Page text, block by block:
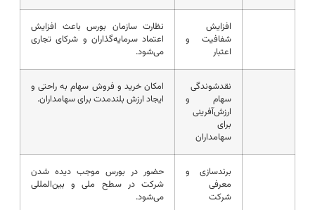
افزایش
شفافیت و
اعتبار
نظارت سازمان بورس باعث افزایش
اعتماد سرمایه‌گذاران و شرکای تجاری
می‌شود.
نقدشوندگی
سهام و
ارزش‌آفرینی
برای
سهامداران
امکان خرید و فروش سهام به راحتی و
ایجاد ارزش بلندمدت برای سهامداران.
برندسازی و
معرفی
شرکت
حضور در بورس موجب دیده شدن
شرکت در سطح ملی و بین‌المللی
می‌شود.